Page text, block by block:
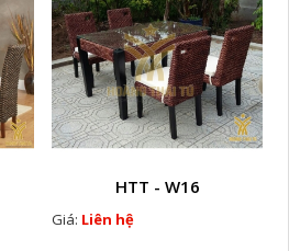
HTT - W16
Giá: Liên hệ